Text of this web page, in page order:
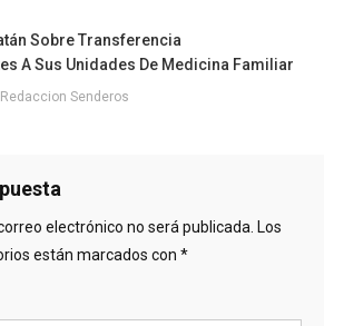
Sobre Transferencia
A Sus Unidades De Medicina Familiar
Redaccion Senderos
electrónico no será publicada. Los
están marcados con *